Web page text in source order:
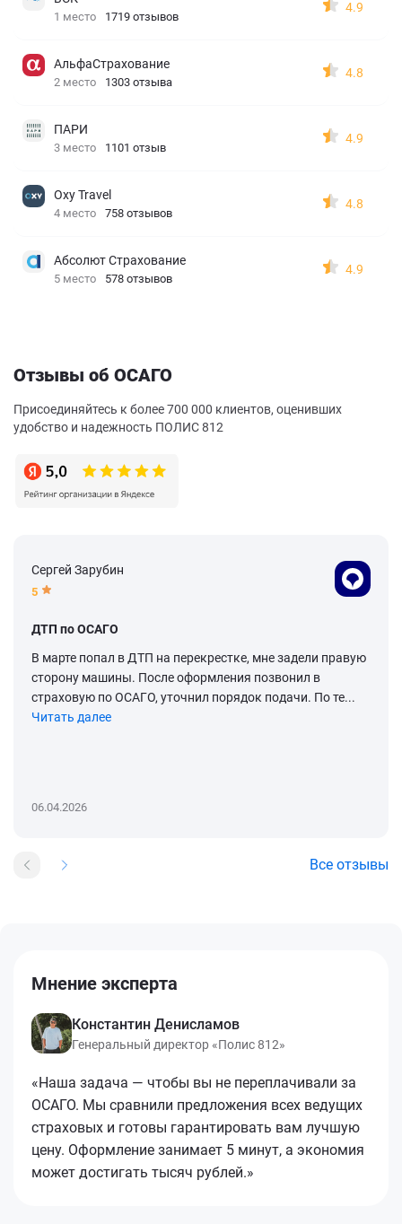
1 место 1719 отзывов
4.9
АльфаСтрахование
2 место 1303 отзыва
4.8
ПАРИ
3 место 1101 отзыв
4.9
Oxy Travel
4 место 758 отзывов
4.8
Абсолют Страхование
5 место 578 отзывов
4.9
Отзывы об ОСАГО
Присоединяйтесь к более 700 000 клиентов, оценивших
удобство и надежность ПОЛИС 812
Сергей Зарубин
5
ДТП по ОСАГО
В марте попал в ДТП на перекрестке, мне задели правую
сторону машины. После оформления позвонил в
страховую по ОСАГО, уточнил порядок подачи. По те...
Читать далее
06.04.2026
Все отзывы
Мнение эксперта
Константин Денисламов
Генеральный директор «Полис 812»
«Наша задача — чтобы вы не переплачивали за
ОСАГО. Мы сравнили предложения всех ведущих
страховых и готовы гарантировать вам лучшую
цену. Оформление занимает 5 минут, а экономия
может достигать тысяч рублей.»